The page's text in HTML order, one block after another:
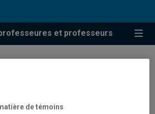
et professeurs
Avellaneda
Professeur
de témoins